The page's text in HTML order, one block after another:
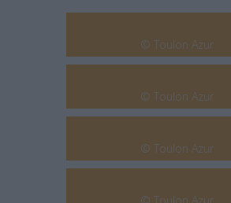
© Toulon Azur
© Toulon Azur
© Toulon Azur